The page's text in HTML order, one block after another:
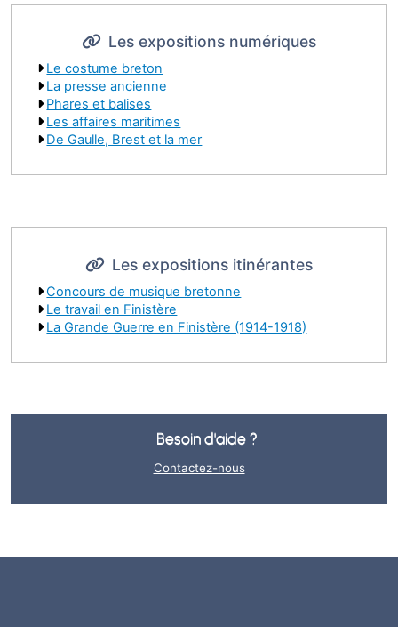
Les expositions numériques
Le costume breton
La presse ancienne
Phares et balises
Les affaires maritimes
De Gaulle, Brest et la mer
Les expositions itinérantes
Concours de musique bretonne
Le travail en Finistère
La Grande Guerre en Finistère (1914-1918)
Besoin d'aide ?
Contactez-nous